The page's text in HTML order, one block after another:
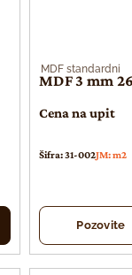
MDF standardni
MDF 3 mm
Cena na upit
Šifra: 31-002JM: m2
Pozovite